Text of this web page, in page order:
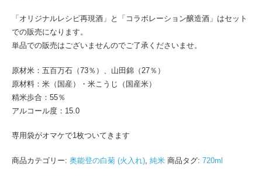
「オリジナルレシピ再現酒」と「コラボレーション醸造酒」はセット
での販売になります。
単品での販売はございませんのでご了承くださいませ。
原材米：五百万石（73％）、山田錦（27％）
原材料：米（国産）・米こうじ（国産米）
精米歩合：55％
アルコール度：15.0
専用袋がオマケで1枚ついてきます
商品カテゴリー: 奥能登の白菊 (火入れ) 純米 商品タグ: 720ml